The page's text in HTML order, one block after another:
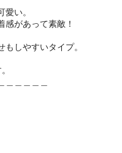
い。
感があって素敵！
しやすいタイプ。